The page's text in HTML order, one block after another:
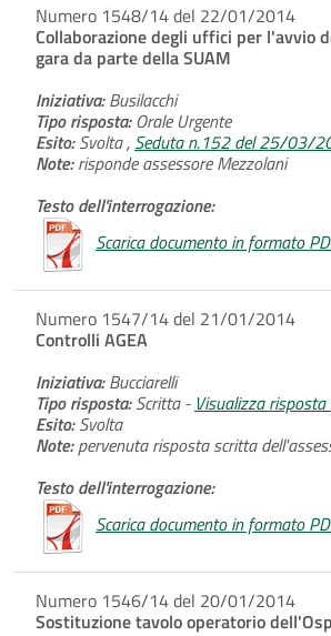
Numero 1548/14 del 22/01/2014
Collaborazione degli uffici per l'avvio
gara da parte della SUAM
Iniziativa:Busilacchi
Tipo risposta:Orale Urgente
Esito:Svolta , Seduta n.152 del 25/03/
Note:risponde assessore Mezzolani
Testo dell'interrogazione:
Scarica documento in formato
Numero 1547/14 del 21/01/2014
Controlli AGEA
Iniziativa:Bucciarelli
Tipo risposta:Scritta - Visualizza
Esito:Svolta
Note:pervenuta risposta scritta
Testo dell'interrogazione:
Scarica documento in formato
Numero 1546/14 del 20/01/2014
Sostituzione tavolo operatorio